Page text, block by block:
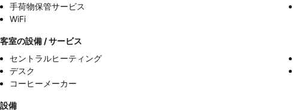
手荷物保管サービス
WiFi
客室の設備 / サービス
セントラルヒーティング
デスク
コーヒーメーカー
設備